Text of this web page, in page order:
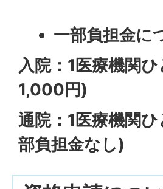
一部負担金に
入院：1医療機関
1,000円)
通院：1医療機関
部負担金なし)